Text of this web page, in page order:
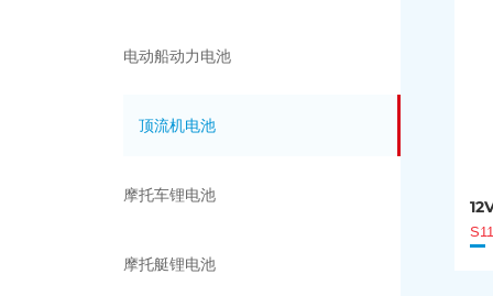
电动船动力电池
顶流机电池
摩托车锂电池
摩托艇锂电池